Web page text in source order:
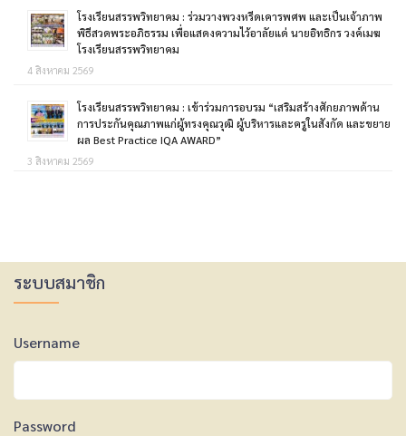
โรงเรียนสรรพวิทยาคม : ร่วมวางพวงหรีดเคารพศพ และเป็นเจ้าภาพ
พิธีสวดพระอภิธรรม เพื่อแสดงความไว้อาลัยแด่ นายอิทธิกร วงค์เมฆ
โรงเรียนสรรพวิทยาคม
4 สิงหาคม 2569
โรงเรียนสรรพวิทยาคม : เข้าร่วมการอบรม “เสริมสร้างศักยภาพด้าน
การประกันคุณภาพแก่ผู้ทรงคุณวุฒิ ผู้บริหารและครูในสังกัด และขยาย
ผล Best Practice IQA AWARD”
3 สิงหาคม 2569
ระบบสมาชิก
Username
Password